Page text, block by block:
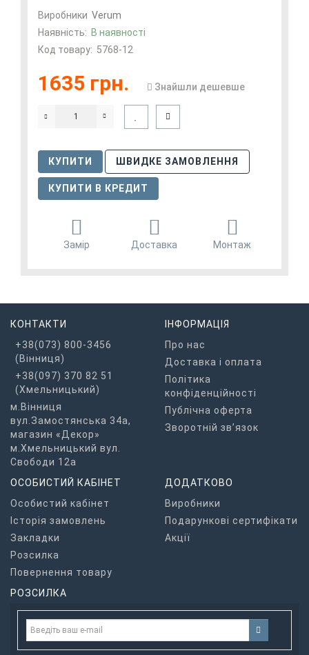
Виробники Verum
Наявність: В наявності
Код товару: 5768-12
1635 грн. Знайшли дешевше
КУПИТИ ШВИДКЕ ЗАМОВЛЕННЯ
КУПИТИ В КРЕДИТ
Замір Доставка Монтаж
КОНТАКТИ
+38(073) 800-3456
(Вінниця)
+38(097) 370 82 51
(Хмельницький)
м.Вінниця
вул.Замостянська 34а,
магазин «Декор»
м.Хмельницький вул.
Свободи 12а
ІНФОРМАЦІЯ
Про нас
Доставка і оплата
Політика
конфіденційності
Публічна оферта
Зворотній зв’язок
ОСОБИСТИЙ КАБІНЕТ
Особистий кабінет
Історія замовлень
Закладки
Розсилка
Повернення товару
ДОДАТКОВО
Виробники
Подарункові сертифікати
Акції
РОЗСИЛКА